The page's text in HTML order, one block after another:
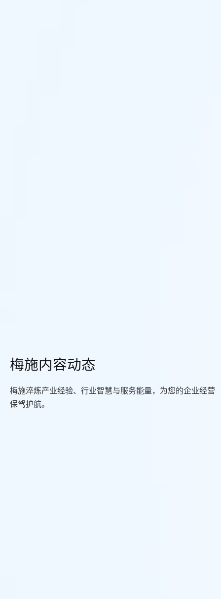
梅施内容动态
梅施淬炼产业经验、行业智慧与服务能量，为您的企业经营
保驾护航。